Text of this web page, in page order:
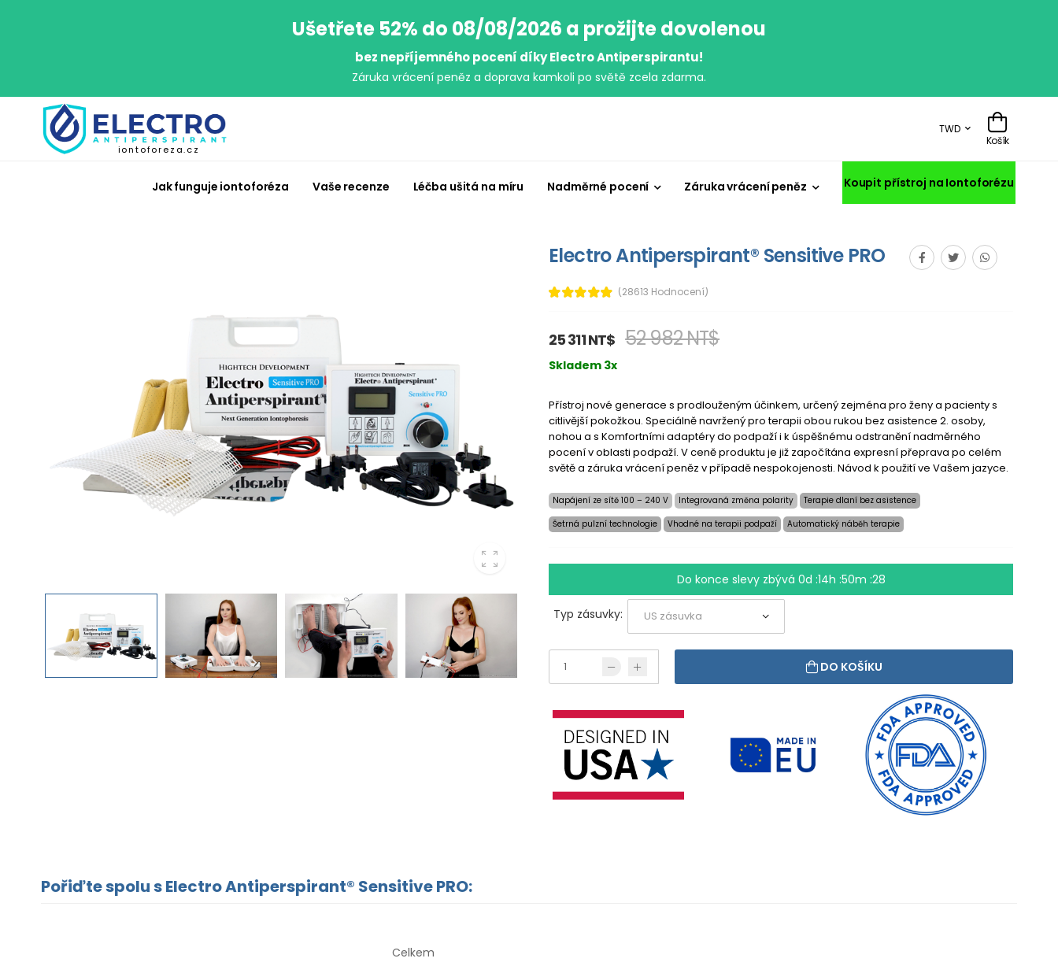
Ušetřete 52% do 08/08/2026 a prožijte dovolenou
bez nepříjemného pocení díky Electro Antiperspirantu!
Záruka vrácení peněz a doprava kamkoli po světě zcela zdarma.
iontoforeza.cz
TWD
Košík
Jak funguje iontoforéza Vaše recenze Léčba ušitá na míru Nadměrné pocení Záruka vrácení peněz Koupit přístroj na Iontoforézu
Electro Antiperspirant® Sensitive PRO
(28613 Hodnocení)
25 311 NT$ 52 982 NT$
Skladem 3x
Přístroj nové generace s prodlouženým účinkem, určený zejména pro ženy a pacienty s
citlivější pokožkou. Speciálně navržený pro terapii obou rukou bez asistence 2. osoby,
nohou a s Komfortními adaptéry do podpaží i k úspěšnému odstranění nadměrného
pocení v oblasti podpaží. V ceně produktu je již započítána expresní přeprava po celém
světě a záruka vrácení peněz v případě nespokojenosti. Návod k použití ve Vašem jazyce.
Napájení ze sítě 100 – 240 V Integrovaná změna polarity
Terapie dlaní bez asistence
Šetrná pulzní technologie
Vhodné na terapii podpaží Automatický náběh terapie
Do konce slevy zbývá 0d :14h :50m :27
Typ zásuvky:
DO KOŠÍKU
Pořiďte spolu s Electro Antiperspirant® Sensitive PRO:
Celkem